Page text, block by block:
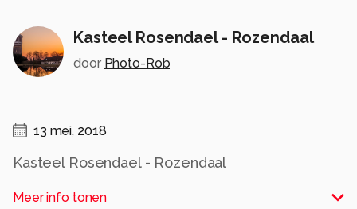
Kasteel Rosendael - Rozendaal
door Photo-Rob
13 mei, 2018
Kasteel Rosendael - Rozendaal
Alle rechten voorbehouden
Meer info tonen